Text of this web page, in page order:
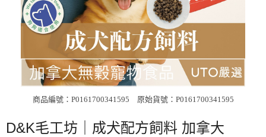
商品編號：P0161700341595 原始貨號：P0161700341595
D&K毛工坊｜成犬配方飼料 加拿大